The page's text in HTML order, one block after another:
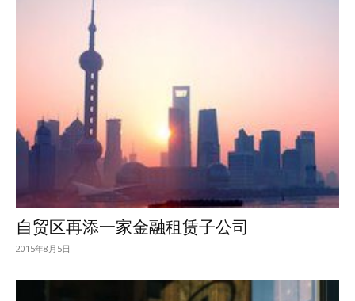
自贸区再添一家金融租赁子公司
2015年8月5日